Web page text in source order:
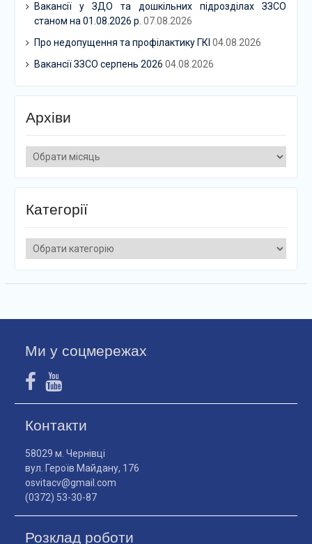
Вакансії у ЗДО та дошкільних підрозділах ЗЗСО
станом на 01.08.2026 р. 07.08.2026
Про недопущення та профілактику ГКІ 04.08.2026
Вакансії ЗЗСО серпень 2026 04.08.2026
Архіви
Архіви
Категорії
Категорії
Ми у соцмережах
Контакти
58029 м. Чернівці
вул. Героїв Майдану, 176
osvitacv@gmail.com
(0372) 53-30-87
Розклад роботи